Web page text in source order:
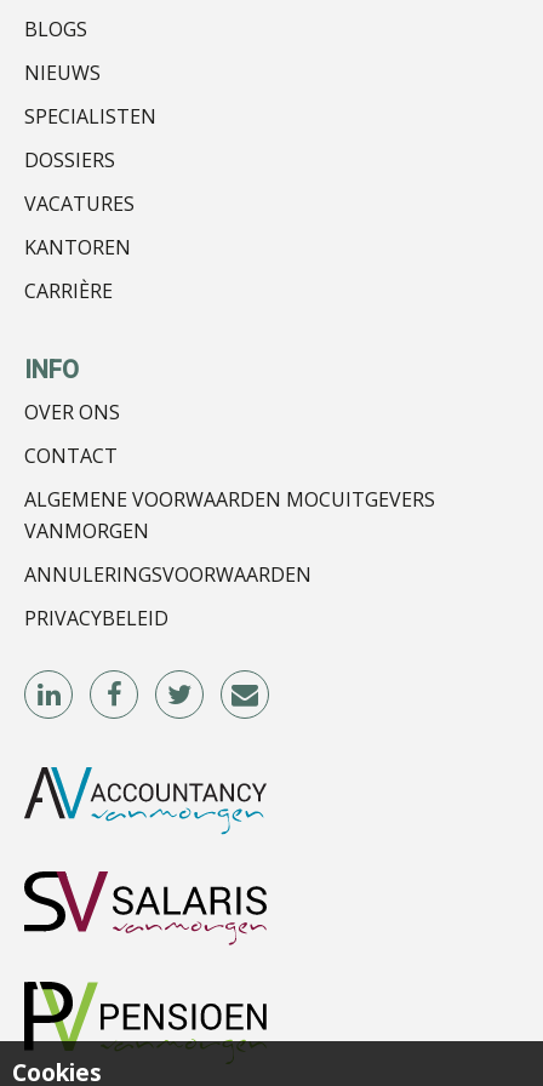
John Bult
Wilbert Nieuwenhuizen
Michiel Pouwels
BLOGS
NIEUWS
SPECIALISTEN
DOSSIERS
VACATURES
KANTOREN
CARRIÈRE
INFO
OVER ONS
CONTACT
ALGEMENE VOORWAARDEN MOCUITGEVERS
VANMORGEN
ANNULERINGSVOORWAARDEN
PRIVACYBELEID
Cookies